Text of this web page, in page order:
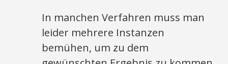
In manchen Verfahren muss man
leider mehrere Instanzen
bemühen, um zu dem